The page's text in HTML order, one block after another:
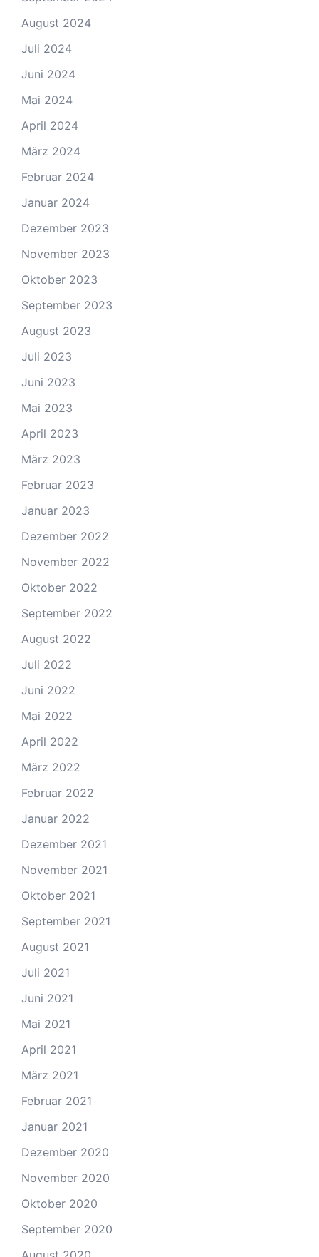
August 2024
Juli 2024
Juni 2024
Mai 2024
April 2024
März 2024
Februar 2024
Januar 2024
Dezember 2023
November 2023
Oktober 2023
September 2023
August 2023
Juli 2023
Juni 2023
Mai 2023
April 2023
März 2023
Februar 2023
Januar 2023
Dezember 2022
November 2022
Oktober 2022
September 2022
August 2022
Juli 2022
Juni 2022
Mai 2022
April 2022
März 2022
Februar 2022
Januar 2022
Dezember 2021
November 2021
Oktober 2021
September 2021
August 2021
Juli 2021
Juni 2021
Mai 2021
April 2021
März 2021
Februar 2021
Januar 2021
Dezember 2020
November 2020
Oktober 2020
September 2020